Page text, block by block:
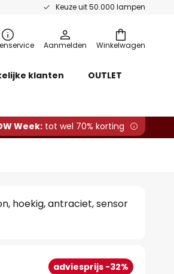
Keuze uit 50.000 lampen
Winkelwagen
Aanmelden
klanten OUTLET
Week: tot wel 70% korting
hoekig, antraciet, sensor
adviesprijs -32%